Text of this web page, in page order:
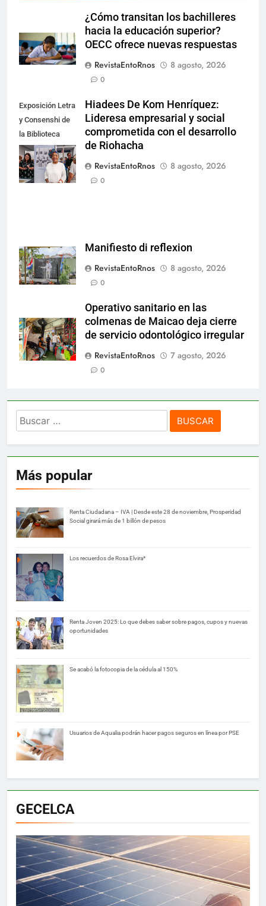
¿Cómo transitan los bachilleres
hacia la educación superior?
OECC ofrece nuevas respuestas
RevistaEntoRnos
8 agosto, 2026
0
Exposición Letra
y Consenshi de
la Biblioteca
Nacional de
Aruba en San
Nicolás.
Hiadees De Kom Henríquez:
Lideresa empresarial y social
comprometida con el desarrollo
de Riohacha
RevistaEntoRnos
8 agosto, 2026
0
Manifiesto di reflexion
RevistaEntoRnos
8 agosto, 2026
0
Operativo sanitario en las
colmenas de Maicao deja cierre
de servicio odontológico irregular
RevistaEntoRnos
7 agosto, 2026
0
Buscar:
Más popular
Renta Ciudadana – IVA | Desde este 28 de noviembre, Prosperidad
Social girará más de 1 billón de pesos
Los recuerdos de Rosa Elvira*
Renta Joven 2025: Lo que debes saber sobre pagos, cupos y nuevas
oportunidades
Se acabó la fotocopia de la cédula al 150%
Usuarios de Aqualia podrán hacer pagos seguros en línea por PSE
GECELCA